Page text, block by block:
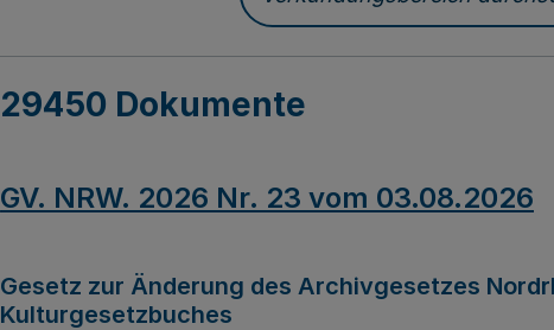
Verkündungsbereich
29450 Dokumente
GV. NRW. 2026 Nr. 23 vom 03.08.2026
Gesetz zur Änderung des Archivgesetzes
Kulturgesetzbuches